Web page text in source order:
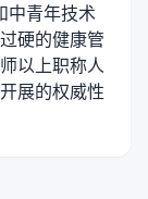
青年技术
硬的健康管
以上职称人
展的权威性